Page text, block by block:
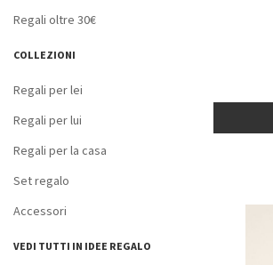
Regali oltre 30€
COLLEZIONI
Regali per lei
Regali per lui
Regali per la casa
Set regalo
Accessori
VEDI TUTTI IN IDEE REGALO